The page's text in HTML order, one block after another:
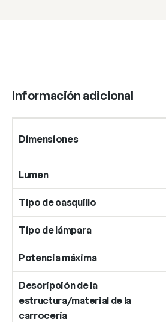
Información adicional
Dimensiones
Lumen
Tipo de casquillo
Tipo de lámpara
Potencia máxima
Descripción de la
estructura/material de la
carrocería